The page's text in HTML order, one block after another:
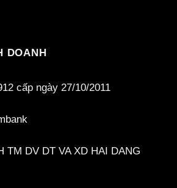
DOANH
cấp ngày 27/10/2011
TM DV DT VA XD HAI DANG